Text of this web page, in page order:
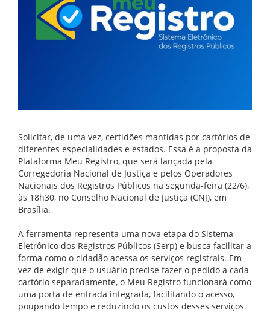
Solicitar, de uma vez, certidões mantidas por cartórios de
diferentes especialidades e estados. Essa é a proposta da
Plataforma Meu Registro, que será lançada pela
Corregedoria Nacional de Justiça e pelos Operadores
Nacionais dos Registros Públicos na segunda-feira (22/6),
às 18h30, no Conselho Nacional de Justiça (CNJ), em
Brasília.
A ferramenta representa uma nova etapa do Sistema
Eletrônico dos Registros Públicos (Serp) e busca facilitar a
forma como o cidadão acessa os serviços registrais. Em
vez de exigir que o usuário precise fazer o pedido a cada
cartório separadamente, o Meu Registro funcionará como
uma porta de entrada integrada, facilitando o acesso,
poupando tempo e reduzindo os custos desses serviços.